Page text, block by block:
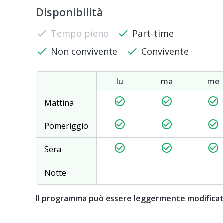
Disponibilità
check Tempo pieno check Part-time
check Non convivente check Convivente
lu ma me
Mattina
check_circle_outline check_circle_outline check_circle_outline
Pomeriggio check_circle_outline check_circle_outline check_circle_outline
Sera check_circle_outline check_circle_outline check_circle_outline
Notte
Il programma può essere leggermente